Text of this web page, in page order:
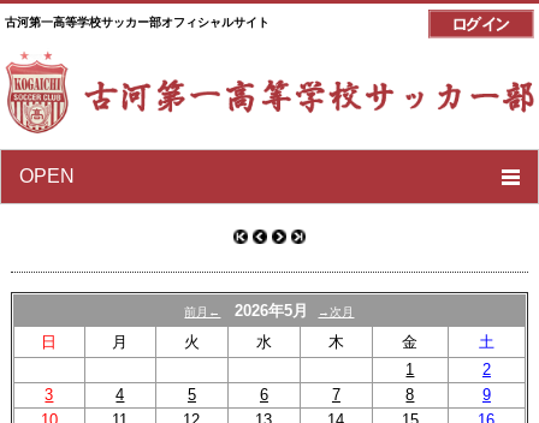
古河第一高等学校サッカー部オフィシャルサイト
OPEN
前月← 2026年5月 →次月
日 月 火 水 木 金
土
1
2
3
4 5 6 7 8
9